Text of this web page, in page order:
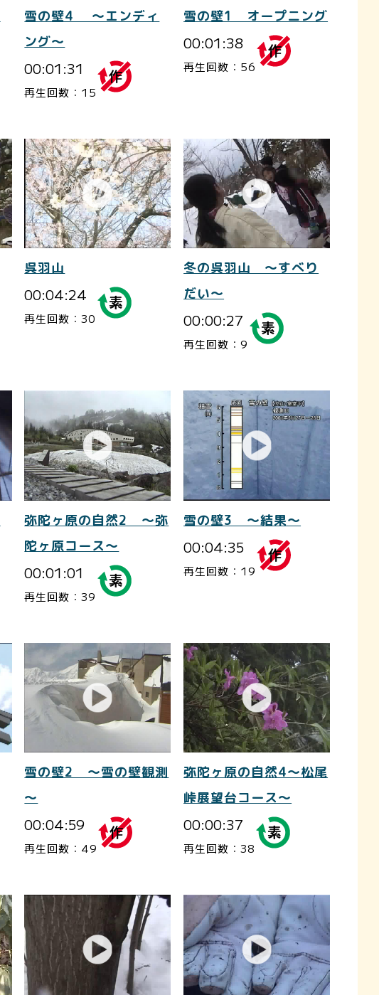
雪の壁4 ～エンディ
ング～
00:01:31
再生回数：15
雪の壁1 オープニング
00:01:38
再生回数：56
呉羽山
00:04:24
再生回数：30
冬の呉羽山 ～すべり
だい～
00:00:27
再生回数：9
弥陀ヶ原の自然2 ～弥
陀ヶ原コース～
00:01:01
再生回数：39
雪の壁3 ～結果～
00:04:35
再生回数：19
雪の壁2 ～雪の壁観測
～
00:04:59
再生回数：49
弥陀ヶ原の自然4～松尾
峠展望台コース～
00:00:37
再生回数：38